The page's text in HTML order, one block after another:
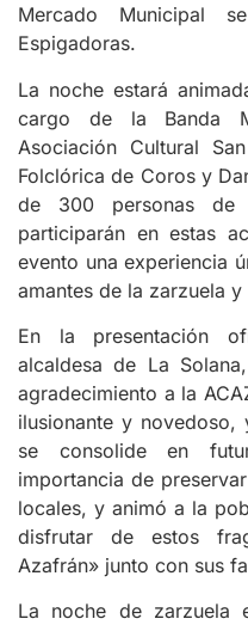
Mercado Municipal
Espigadoras.
La noche estará
cargo de la Banda
Asociación Cultural
Folclórica de Coros y
de 300 personas
participarán en estas
evento una experiencia
amantes de la zarzuela
En la presentación
alcaldesa de La
agradecimiento a la
ilusionante y
se consolide en
importancia de
locales, y animó a la
disfrutar de estos
Azafrán» junto con sus
La noche de zarzuela